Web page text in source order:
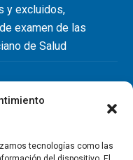
tecnologías como las
y excluidos,
examen de las
de Salud